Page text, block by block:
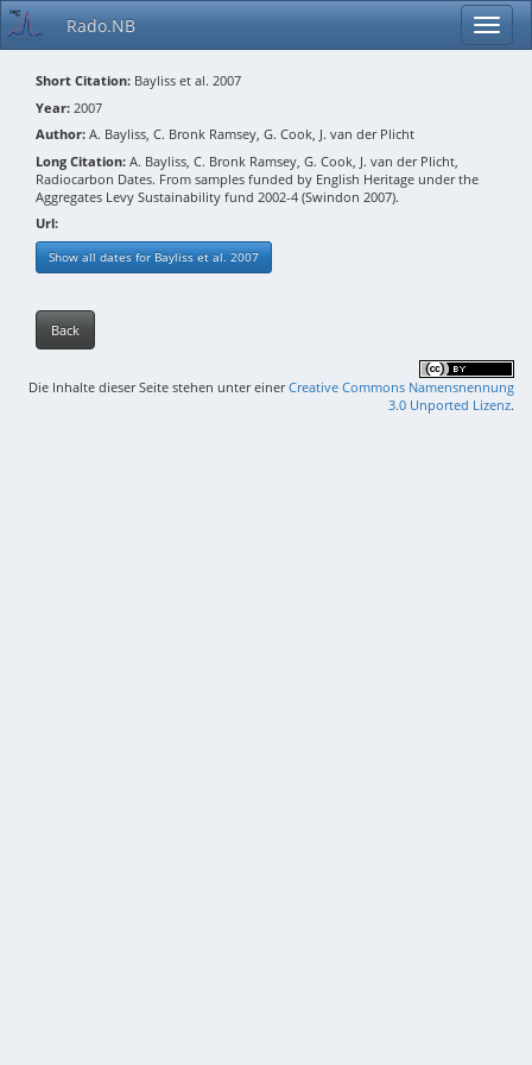
Rado.NB
Short Citation: Bayliss et al. 2007
Year: 2007
Author: A. Bayliss, C. Bronk Ramsey, G. Cook, J. van der Plicht
Long Citation: A. Bayliss, C. Bronk Ramsey, G. Cook, J. van der Plicht,
Radiocarbon Dates. From samples funded by English Heritage under the
Aggregates Levy Sustainability fund 2002-4 (Swindon 2007).
Url:
Show all dates for Bayliss et al. 2007
Back
Die Inhalte dieser Seite stehen unter einerCreative Commons Namensnennung
3.0 Unported Lizenz.